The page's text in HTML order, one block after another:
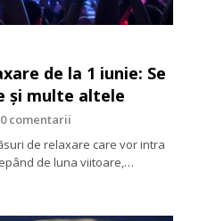
de la 1 iunie: Se
și multe altele
0 comentarii
de relaxare care vor intra
de luna viitoare,…